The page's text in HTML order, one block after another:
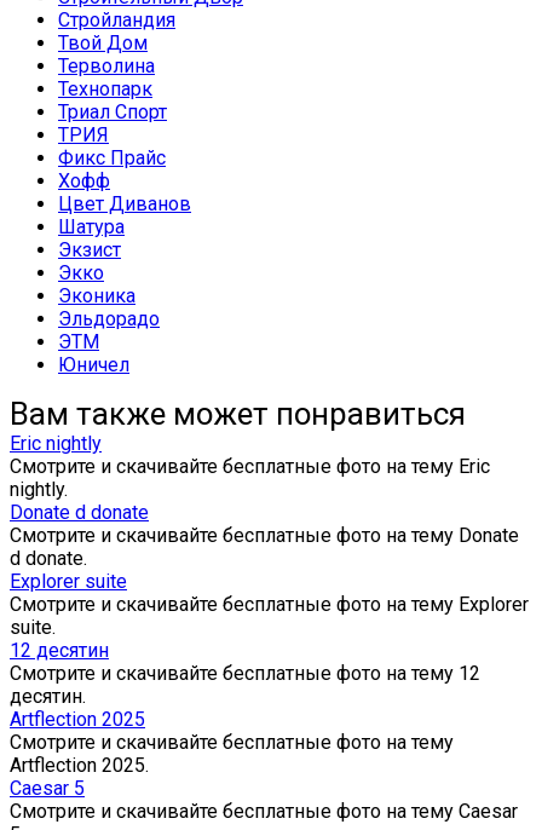
Стройландия
Твой Дом
Терволина
Технопарк
Триал Спорт
ТРИЯ
Фикс Прайс
Хофф
Цвет Диванов
Шатура
Экзист
Экко
Эконика
Эльдорадо
ЭТМ
Юничел
Вам также может понравиться
Eric nightly
Смотрите и скачивайте бесплатные фото на тему Eric
nightly.
Donate d donate
Смотрите и скачивайте бесплатные фото на тему Donate
d donate.
Explorer suite
Смотрите и скачивайте бесплатные фото на тему Explorer
suite.
12 десятин
Смотрите и скачивайте бесплатные фото на тему 12
десятин.
Artflection 2025
Смотрите и скачивайте бесплатные фото на тему
Artflection 2025.
Caesar 5
Смотрите и скачивайте бесплатные фото на тему Caesar